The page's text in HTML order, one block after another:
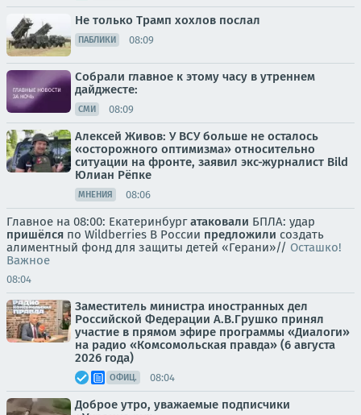
Не только Трамп хохлов послал
ПАБЛИКИ 08:09
Собрали главное к этому часу в утреннем
дайджесте:
СМИ 08:09
Алексей Живов: У ВСУ больше не осталось
«осторожного оптимизма» относительно
ситуации на фронте, заявил экс-журналист Bild
Юлиан Рёпке
МНЕНИЯ 08:06
Главное на 08:00: Екатеринбургатаковали БПЛА: удар
пришёлся по Wildberries В России предложили создать
алиментный фонд для защиты детей «Герани»// Осташко!
Важное
08:04
Заместитель министра иностранных дел
Российской Федерации А.В.Грушко принял
участие в прямом эфире программы «Диалоги»
на радио «Комсомольская правда» (6 августа
2026 года)
ОФИЦ. 08:04
Доброе утро, уважаемые подписчики